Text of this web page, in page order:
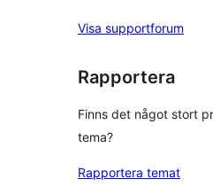
Visa supportforum
Rapportera
Finns det något stort
tema?
Rapportera temat